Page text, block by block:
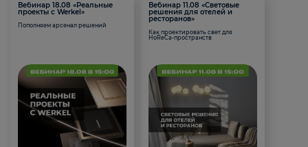
Вебинар 18.08 «Реальные
проекты с Werkel»
Пополняем арсенал решений
Вебинар 11.08 «Световые
решения для отелей и
ресторанов»
Как проектировать свет для
HoReCa-пространств